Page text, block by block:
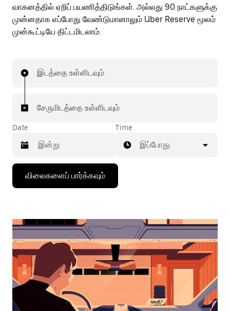
வாகனத்தில் ஏறிப் பயணித்திடுங்கள். அல்லது 90 நாட்களுக்கு
முன்னதாக எப்போது வேண்டுமானாலும் Uber Reserve மூலம்
முன்கூட்டியே திட்டமிடலாம்.
இடத்தை உள்ளிடவும்
சேருமிடத்தை உள்ளிடவும்
Date
கீழ்நோக்கிய
அம்புக்குறியை
அழுத்தி
தேர்ந்தெடுக்கவும்.
மூட
எஸ்கேப்
பொத்தான்
அழுத்தவும்.
Time
இப்போது
விலைகளைப் பார்க்கவும்